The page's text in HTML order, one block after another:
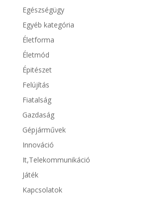
Egészségügy
Egyéb kategória
Életforma
Életmód
Épitészet
Felújítás
Fiatalság
Gazdaság
Gépjárművek
Innováció
It,Telekommunikáció
Játék
Kapcsolatok